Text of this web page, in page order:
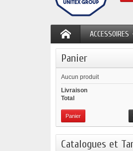
ACCESSOIRES
Panier
Aucun produit
Livraison
Total
Panier
Catalogues et